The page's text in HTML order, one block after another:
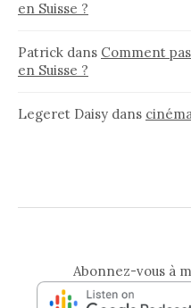
i
s
en Suisse ?
Patrick dans Comment
en Suisse ?
Legeret Daisy dans
Abonnez-vous à